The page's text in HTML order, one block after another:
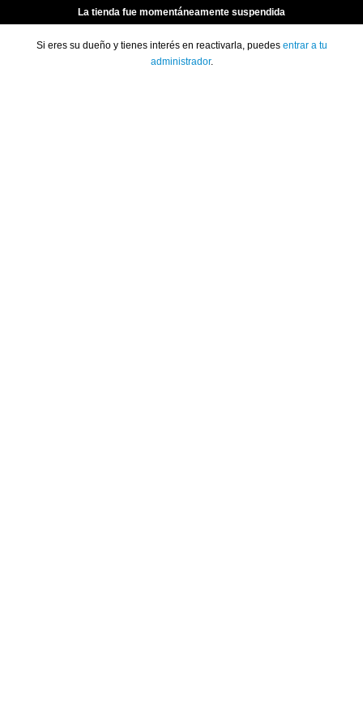
La tienda fue momentáneamente suspendida
Si eres su dueño y tienes interés en reactivarla, puedes entrar a tu
administrador.